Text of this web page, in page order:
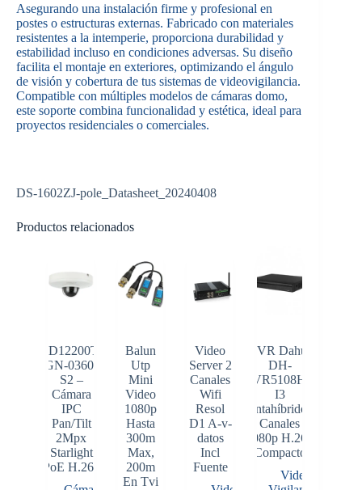
Asegurando una instalación firme y profesional en
postes o estructuras externas. Fabricado con materiales
resistentes a la intemperie, proporciona durabilidad y
estabilidad incluso en condiciones adversas. Su diseño
facilita el montaje en exteriores, optimizando el ángulo
de visión y cobertura de tus sistemas de videovigilancia.
Compatible con múltiples modelos de cámaras domo,
este soporte combina funcionalidad y estética, ideal para
proyectos residenciales o comerciales.
DS-1602ZJ-pole_Datasheet_20240408
Productos relacionados
SD12200T-
GN-0360-
S2 –
Cámara
IPC
Pan/Tilt
2Mpx
Starlight
PoE H.265
Balun
Utp
Mini
Video
1080p
Hasta
300m
Max,
200m
En Tvi
Video
Server 2
Canales
Wifi
Resol
D1 A-v-
datos
Incl
Fuente
DVR Dahua
DH-
XVR5108HS-
I3
Pentahíbrido 8
Canales
1080p H.265
Compacto
Video